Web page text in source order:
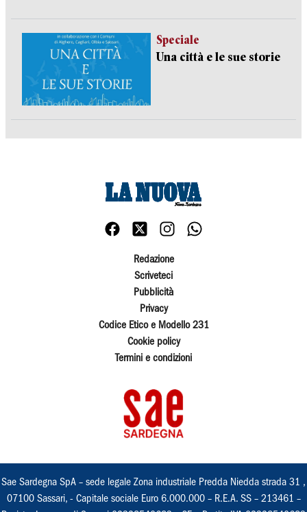
Speciale
Una città e le sue storie
Redazione
Scriveteci
Pubblicità
Privacy
Codice Etico e Modello 231
Cookie policy
Termini e condizioni
Sae Sardegna SpA – sede legale Zona industriale Predda Niedda strada 31 ,
07100 Sassari, - Capitale sociale Euro 6.000.000 – R.E.A. SS – 213461 –